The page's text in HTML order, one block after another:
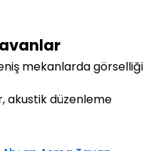
mekanlarda görselliği
akustik düzenleme